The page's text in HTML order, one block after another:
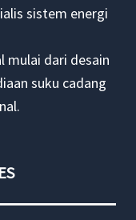
sistem energi
mulai dari desain
suku cadang